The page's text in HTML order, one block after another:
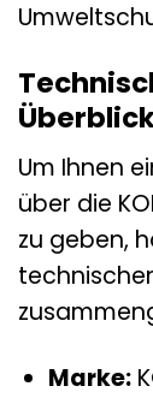
Um Ihnen
über die
zu geben,
Marke: